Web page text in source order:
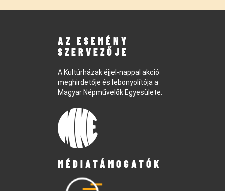
AZ ESEMÉNY
SZERVEZŐJE
A Kultúrházak éjjel-nappal akció
meghirdetője és lebonyolítója a
Magyar Népművelők Egyesülete.
MÉDIATÁMOGATÓK